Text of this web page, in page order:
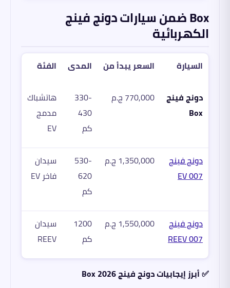
Box ضمن سيارات دونج فينج
الكهربائية
السيارة السعر يبدأ من المدى الفئة
دونج فينج
Box
770,000 ج.م
330-
430
كم
هاتشباك
مدمج
EV
دونج فينج
007 EV
1,350,000 ج.م
530-
620
كم
سيدان
فاخر EV
دونج فينج
007 REEV
1,550,000 ج.م
1200
كم
سيدان
REEV
✅ أبرز إيجابيات دونج فينج Box 2026